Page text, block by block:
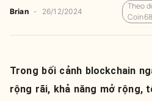
Brian - 26/12/2024
Theo
Trong bối cảnh blockchain
rộng rãi, khả năng mở rộng,